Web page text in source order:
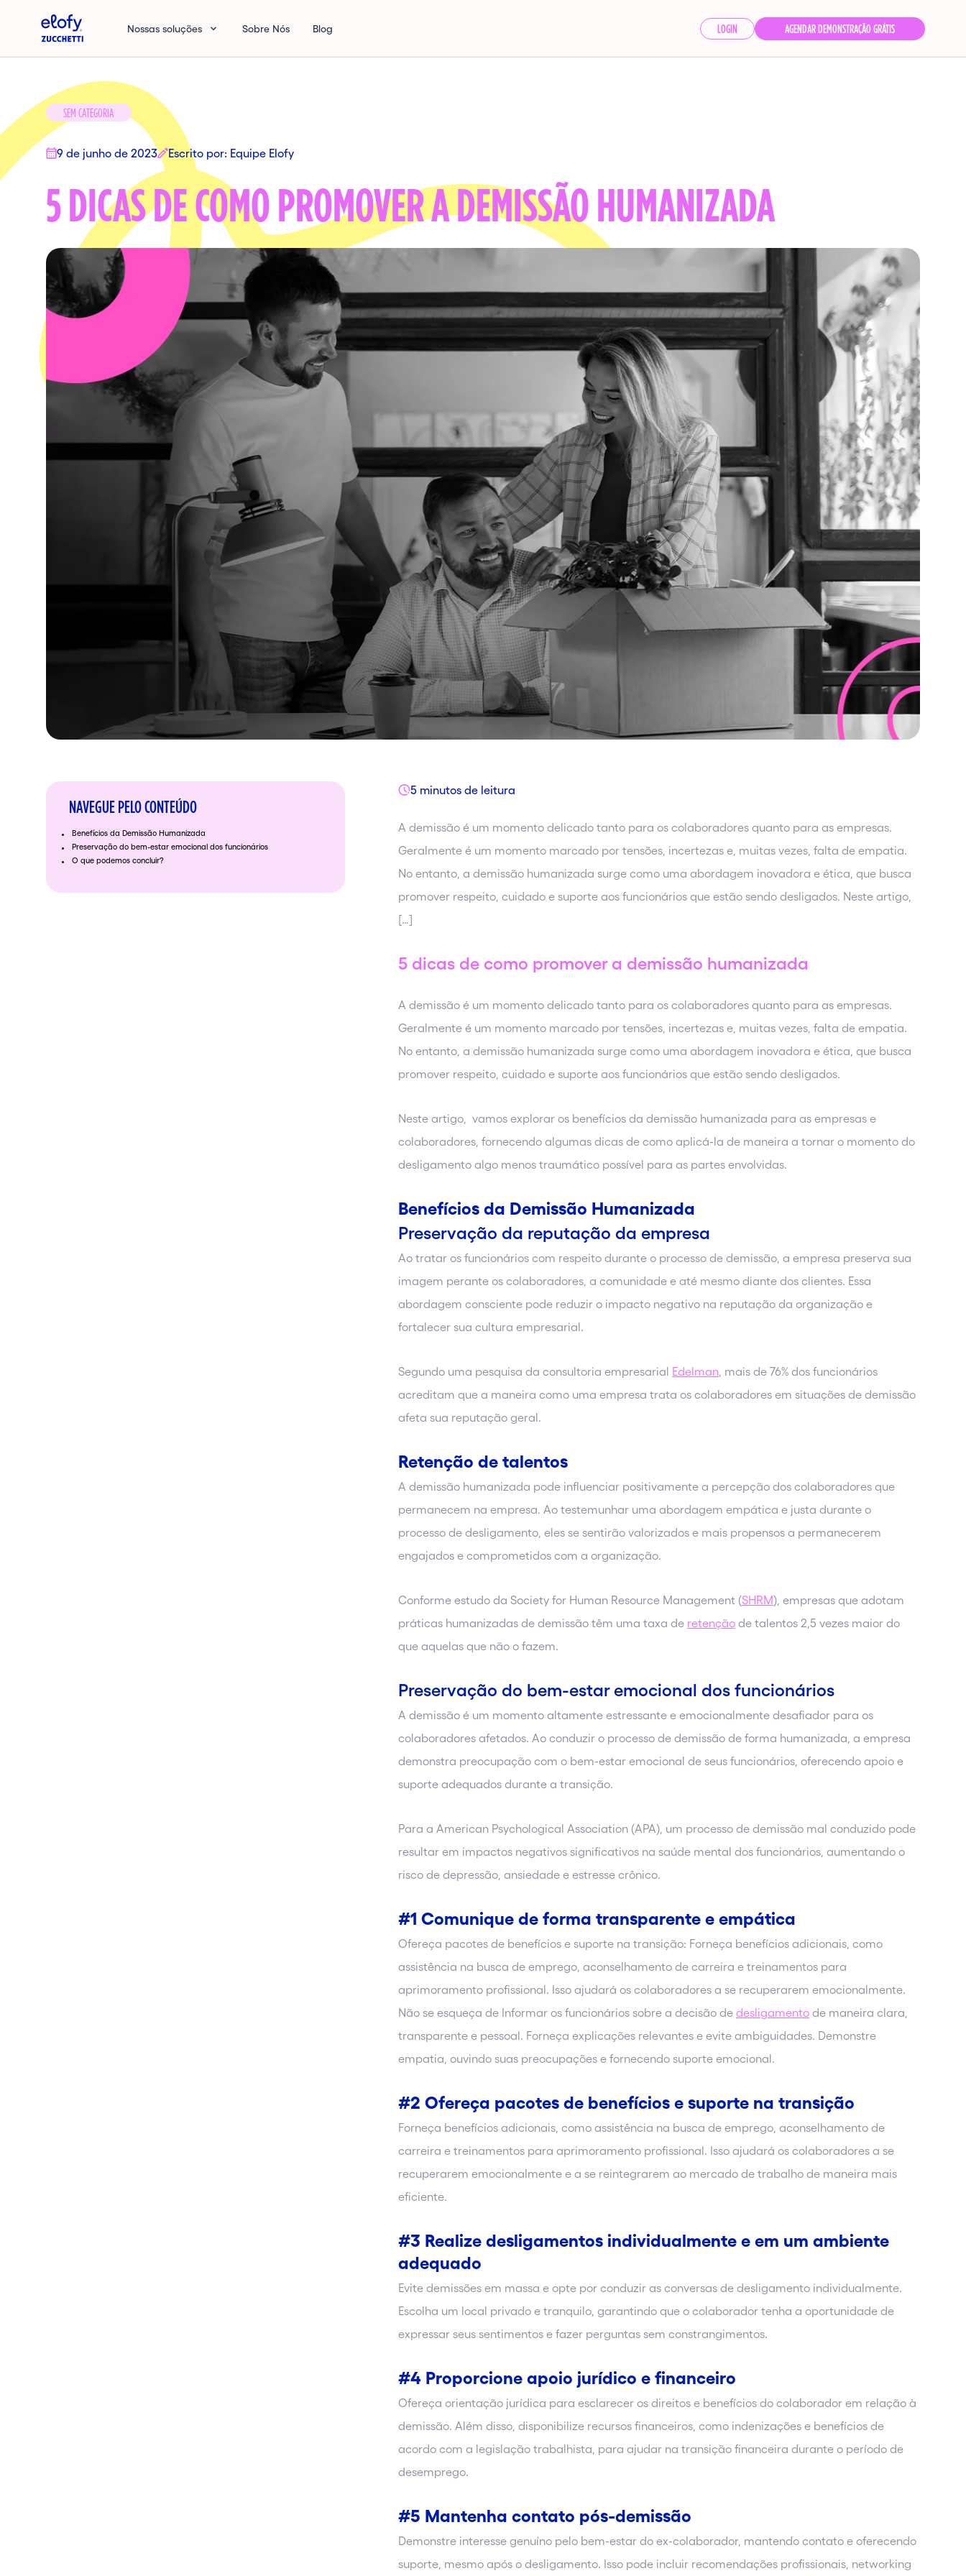
Nossas soluções Sobre Nós Blog LOGIN AGENDAR DEMONSTRAÇÃO GRÁTIS
SEM CATEGORIA
9 de junho de 2023 Escrito por: Equipe Elofy
5 DICAS DE COMO PROMOVER A DEMISSÃO HUMANIZADA
NAVEGUE PELO CONTEÚDO
Benefícios da Demissão Humanizada
Preservação do bem-estar emocional dos funcionários
O que podemos concluir?
5 minutos de leitura
A demissão é um momento delicado tanto para os colaboradores quanto para as empresas.
Geralmente é um momento marcado por tensões, incertezas e, muitas vezes, falta de empatia.
No entanto, a demissão humanizada surge como uma abordagem inovadora e ética, que busca
promover respeito, cuidado e suporte aos funcionários que estão sendo desligados. Neste artigo,
[…]
5 dicas de como promover a demissão humanizada
A demissão é um momento delicado tanto para os colaboradores quanto para as empresas.
Geralmente é um momento marcado por tensões, incertezas e, muitas vezes, falta de empatia.
No entanto, a demissão humanizada surge como uma abordagem inovadora e ética, que busca
promover respeito, cuidado e suporte aos funcionários que estão sendo desligados.
Neste artigo, vamos explorar os benefícios da demissão humanizada para as empresas e
colaboradores, fornecendo algumas dicas de como aplicá-la de maneira a tornar o momento do
desligamento algo menos traumático possível para as partes envolvidas.
Benefícios da Demissão Humanizada
Preservação da reputação da empresa
Ao tratar os funcionários com respeito durante o processo de demissão, a empresa preserva sua
imagem perante os colaboradores, a comunidade e até mesmo diante dos clientes. Essa
abordagem consciente pode reduzir o impacto negativo na reputação da organização e
fortalecer sua cultura empresarial.
Segundo uma pesquisa da consultoria empresarial Edelman , mais de 76% dos funcionários
acreditam que a maneira como uma empresa trata os colaboradores em situações de demissão
afeta sua reputação geral.
Retenção de talentos
A demissão humanizada pode influenciar positivamente a percepção dos colaboradores que
permanecem na empresa. Ao testemunhar uma abordagem empática e justa durante o
processo de desligamento, eles se sentirão valorizados e mais propensos a permanecerem
engajados e comprometidos com a organização.
Conforme estudo da Society for Human Resource Management (SHRM), empresas que adotam
práticas humanizadas de demissão têm uma taxa de retenção de talentos 2,5 vezes maior do
que aquelas que não o fazem.
Preservação do bem-estar emocional dos funcionários
A demissão é um momento altamente estressante e emocionalmente desafiador para os
colaboradores afetados. Ao conduzir o processo de demissão de forma humanizada, a empresa
demonstra preocupação com o bem-estar emocional de seus funcionários, oferecendo apoio e
suporte adequados durante a transição.
Para a American Psychological Association (APA), um processo de demissão mal conduzido pode
resultar em impactos negativos significativos na saúde mental dos funcionários, aumentando o
risco de depressão, ansiedade e estresse crônico.
#1 Comunique de forma transparente e empática
Ofereça pacotes de benefícios e suporte na transição: Forneça benefícios adicionais, como
assistência na busca de emprego, aconselhamento de carreira e treinamentos para
aprimoramento profissional. Isso ajudará os colaboradores a se recuperarem emocionalmente.
Não se esqueça de Informar os funcionários sobre a decisão de desligamento de maneira clara,
transparente e pessoal. Forneça explicações relevantes e evite ambiguidades. Demonstre
empatia, ouvindo suas preocupações e fornecendo suporte emocional.
#2 Ofereça pacotes de benefícios e suporte na transição
Forneça benefícios adicionais, como assistência na busca de emprego, aconselhamento de
carreira e treinamentos para aprimoramento profissional. Isso ajudará os colaboradores a se
recuperarem emocionalmente e a se reintegrarem ao mercado de trabalho de maneira mais
eficiente.
#3 Realize desligamentos individualmente e em um ambiente
adequado
Evite demissões em massa e opte por conduzir as conversas de desligamento individualmente.
Escolha um local privado e tranquilo, garantindo que o colaborador tenha a oportunidade de
expressar seus sentimentos e fazer perguntas sem constrangimentos.
#4 Proporcione apoio jurídico e financeiro
Ofereça orientação jurídica para esclarecer os direitos e benefícios do colaborador em relação à
demissão. Além disso, disponibilize recursos financeiros, como indenizações e benefícios de
acordo com a legislação trabalhista, para ajudar na transição financeira durante o período de
desemprego.
#5 Mantenha contato pós-demissão
Demonstre interesse genuíno pelo bem-estar do ex-colaborador, mantendo contato e oferecendo
suporte, mesmo após o desligamento. Isso pode incluir recomendações profissionais, networking